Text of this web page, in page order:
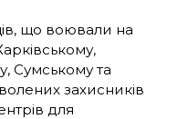
що воювали на
Сумському та
захисників
для